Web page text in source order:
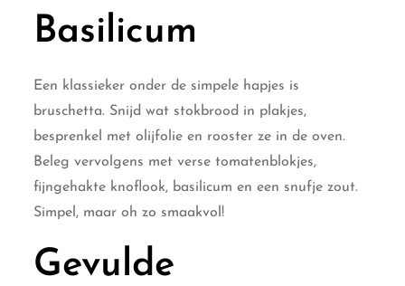
Basilicum
Een klassieker onder de simpele hapjes is
bruschetta. Snijd wat stokbrood in plakjes,
besprenkel met olijfolie en rooster ze in de oven.
Beleg vervolgens met verse tomatenblokjes,
fijngehakte knoflook, basilicum en een snufje zout.
Simpel, maar oh zo smaakvol!
Gevulde